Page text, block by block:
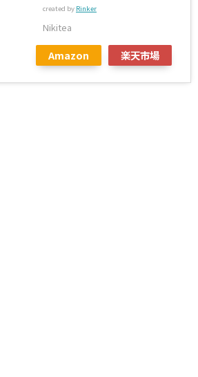
created by Rinker
Nikitea
Amazon 楽天市場